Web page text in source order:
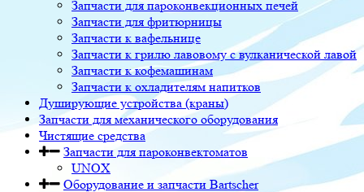
Запчасти для пароконвекционных печей
Запчасти для фритюрницы
Запчасти к вафельнице
Запчасти к грилю лавовому с вулканической лавой
Запчасти к кофемашинам
Запчасти к охладителям напитков
Душирующие устройства (краны)
Запчасти для механического оборудования
Чистящие средства
Запчасти для пароконвектоматов
UNOX
Оборудование и запчасти Bartscher